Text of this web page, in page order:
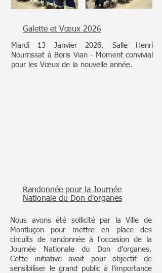
Galette et Vœux 2026
Mardi 13 Janvier 2026, Salle Henri
Nourrissat à Boris Vian - Moment convivial
pour les Vœux de la nouvelle année.
Randonnée pour la Journée
Nationale du Don d'organes
Nous avons été sollicité par la Ville de
Montluçon pour mettre en place des
circuits de randonnée à l'occasion de la
Journée Nationale du Don d'organes.
Cette initiative avait pour objectif de
sensibiliser le grand public à l'importance